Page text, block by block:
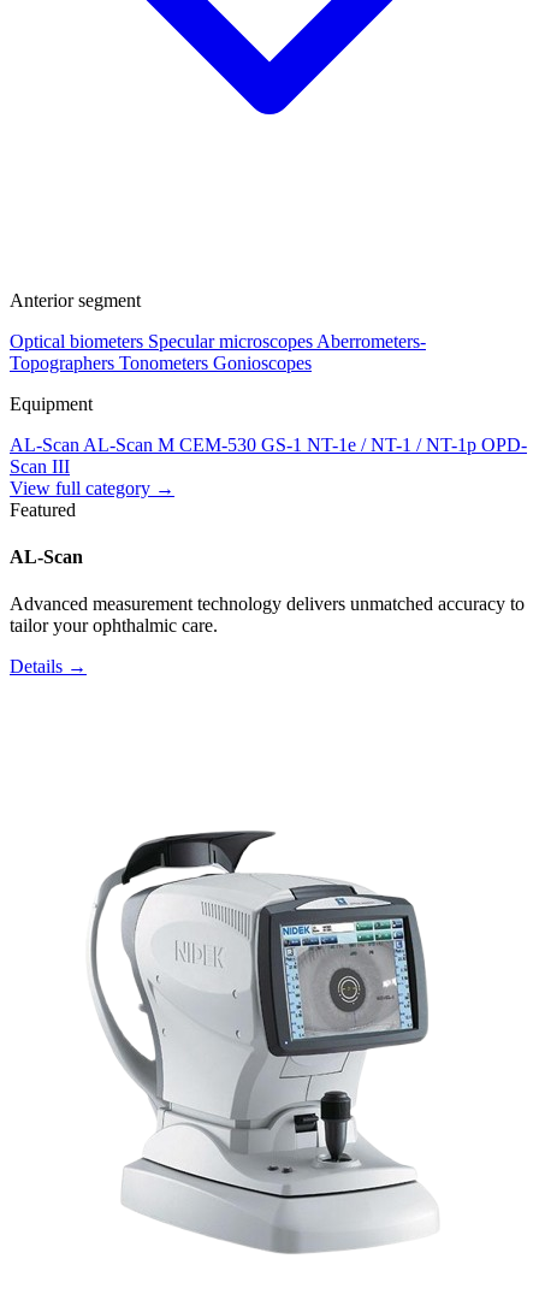
Anterior segment
Optical biometers Specular microscopes Aberrometers-
Topographers Tonometers Gonioscopes
Equipment
AL-Scan AL-Scan M CEM-530 GS-1 NT-1e / NT-1 / NT-1p OPD-
Scan III
View full category →
Featured
AL-Scan
Advanced measurement technology delivers unmatched accuracy to
tailor your ophthalmic care.
Details →